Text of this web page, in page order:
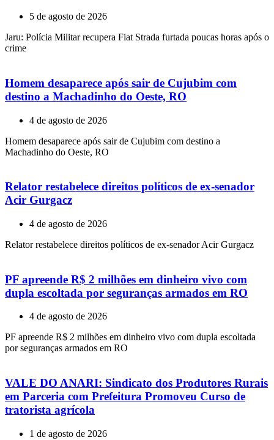
5 de agosto de 2026
Jaru: Polícia Militar recupera Fiat Strada furtada poucas horas após o
crime
Homem desaparece após sair de Cujubim com
destino a Machadinho do Oeste, RO
4 de agosto de 2026
Homem desaparece após sair de Cujubim com destino a
Machadinho do Oeste, RO
Relator restabelece direitos políticos de ex-senador
Acir Gurgacz
4 de agosto de 2026
Relator restabelece direitos políticos de ex-senador Acir Gurgacz
PF apreende R$ 2 milhões em dinheiro vivo com
dupla escoltada por seguranças armados em RO
4 de agosto de 2026
PF apreende R$ 2 milhões em dinheiro vivo com dupla escoltada
por seguranças armados em RO
VALE DO ANARI: Sindicato dos Produtores Rurais
em Parceria com Prefeitura Promoveu Curso de
tratorista agrícola
1 de agosto de 2026